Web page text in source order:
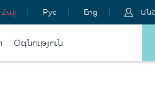
Հայ Рус Eng
Օգնություն